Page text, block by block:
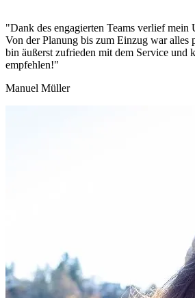
"Dank des engagierten Teams verlief mein
Von der Planung bis zum Einzug war alles
bin äußerst zufrieden mit dem Service und
empfehlen!"
Manuel Müller